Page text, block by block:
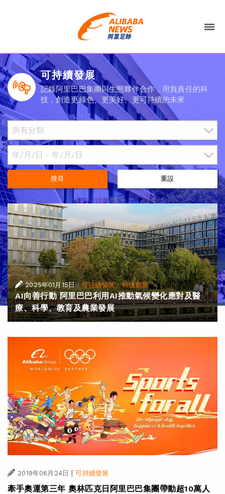
可持續發展
記錄阿里巴巴集團與生態夥伴合作，用負責任的科
技，創造更綠色、更美好、更可持續的未來
搜尋 重設
2025年01月15日 |可持續發展·科技創新
AI向善行動 阿里巴巴利用AI推動氣候變化應對及醫
療、科學、教育及農業發展
2019年06月24日 | 可持續發展
牽手奧運第三年 奧林匹克日阿里巴巴集團帶動超10萬人